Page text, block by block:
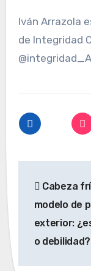
Iván Arrazola
de Integridad
de
Cabeza
modelo de
exterior:
o debilidad?